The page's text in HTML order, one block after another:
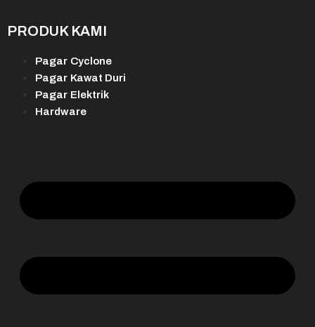
PRODUK KAMI
Pagar Cyclone
Pagar Kawat Duri
Pagar Elektrik
Hardware